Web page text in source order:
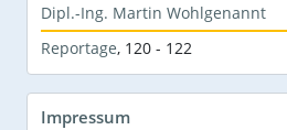
Dipl.-Ing. Martin Wohlgenannt
Reportage, 120 - 122
Impressum